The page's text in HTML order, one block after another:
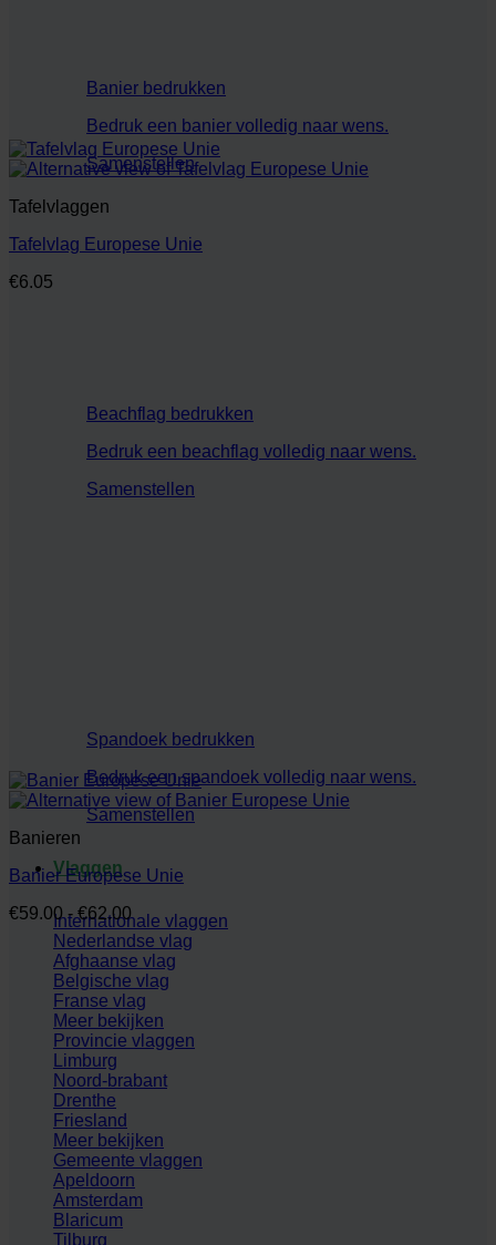
Banier bedrukken
Bedruk een banier volledig naar wens.
Samenstellen
Beachflag bedrukken
Bedruk een beachflag volledig naar wens.
Samenstellen
Spandoek bedrukken
Bedruk een spandoek volledig naar wens.
Samenstellen
Vlaggen
Internationale vlaggen
Nederlandse vlag
Afghaanse vlag
Belgische vlag
Franse vlag
Meer bekijken
Provincie vlaggen
Limburg
Noord-brabant
Drenthe
Friesland
Meer bekijken
Gemeente vlaggen
Apeldoorn
Amsterdam
Blaricum
Tilburg
Tafelvlaggen
Tafelvlag Europese Unie
€6.05
Banieren
Banier Europese Unie
€59.00 - €62.00 Prijsklasse:
€59.00
tot
€62.00